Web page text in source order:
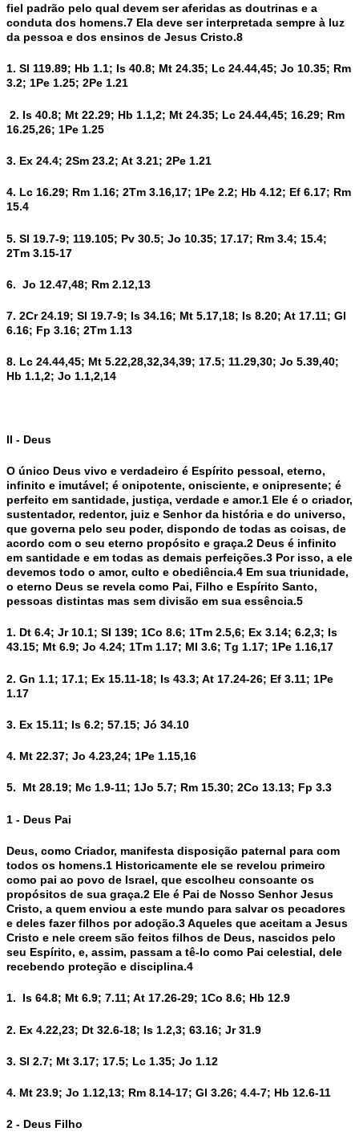
fiel padrão pelo qual devem ser aferidas as doutrinas e a
conduta dos homens.7 Ela deve ser interpretada sempre à luz
da pessoa e dos ensinos de Jesus Cristo.8
1. Sl 119.89; Hb 1.1; Is 40.8; Mt 24.35; Lc 24.44,45; Jo 10.35; Rm
3.2; 1Pe 1.25; 2Pe 1.21
2. Is 40.8; Mt 22.29; Hb 1.1,2; Mt 24.35; Lc 24.44,45; 16.29; Rm
16.25,26; 1Pe 1.25
3. Ex 24.4; 2Sm 23.2; At 3.21; 2Pe 1.21
4. Lc 16.29; Rm 1.16; 2Tm 3.16,17; 1Pe 2.2; Hb 4.12; Ef 6.17; Rm
15.4
5. Sl 19.7-9; 119.105; Pv 30.5; Jo 10.35; 17.17; Rm 3.4; 15.4;
2Tm 3.15-17
6. Jo 12.47,48; Rm 2.12,13
7. 2Cr 24.19; Sl 19.7-9; Is 34.16; Mt 5.17,18; Is 8.20; At 17.11; Gl
6.16; Fp 3.16; 2Tm 1.13
8. Lc 24.44,45; Mt 5.22,28,32,34,39; 17.5; 11.29,30; Jo 5.39,40;
Hb 1.1,2; Jo 1.1,2,14
II - Deus
O único Deus vivo e verdadeiro é Espírito pessoal, eterno,
infinito e imutável; é onipotente, onisciente, e onipresente; é
perfeito em santidade, justiça, verdade e amor.1 Ele é o criador,
sustentador, redentor, juiz e Senhor da história e do universo,
que governa pelo seu poder, dispondo de todas as coisas, de
acordo com o seu eterno propósito e graça.2 Deus é infinito
em santidade e em todas as demais perfeições.3 Por isso, a ele
devemos todo o amor, culto e obediência.4 Em sua triunidade,
o eterno Deus se revela como Pai, Filho e Espírito Santo,
pessoas distintas mas sem divisão em sua essência.5
1. Dt 6.4; Jr 10.1; Sl 139; 1Co 8.6; 1Tm 2.5,6; Ex 3.14; 6.2,3; Is
43.15; Mt 6.9; Jo 4.24; 1Tm 1.17; Ml 3.6; Tg 1.17; 1Pe 1.16,17
2. Gn 1.1; 17.1; Ex 15.11-18; Is 43.3; At 17.24-26; Ef 3.11; 1Pe
1.17
3. Ex 15.11; Is 6.2; 57.15; Jó 34.10
4. Mt 22.37; Jo 4.23,24; 1Pe 1.15,16
5. Mt 28.19; Mc 1.9-11; 1Jo 5.7; Rm 15.30; 2Co 13.13; Fp 3.3
1 - Deus Pai
Deus, como Criador, manifesta disposição paternal para com
todos os homens.1 Historicamente ele se revelou primeiro
como pai ao povo de Israel, que escolheu consoante os
propósitos de sua graça.2 Ele é Pai de Nosso Senhor Jesus
Cristo, a quem enviou a este mundo para salvar os pecadores
e deles fazer filhos por adoção.3 Aqueles que aceitam a Jesus
Cristo e nele creem são feitos filhos de Deus, nascidos pelo
seu Espírito, e, assim, passam a tê-lo como Pai celestial, dele
recebendo proteção e disciplina.4
1. Is 64.8; Mt 6.9; 7.11; At 17.26-29; 1Co 8.6; Hb 12.9
2. Ex 4.22,23; Dt 32.6-18; Is 1.2,3; 63.16; Jr 31.9
3. Sl 2.7; Mt 3.17; 17.5; Lc 1.35; Jo 1.12
4. Mt 23.9; Jo 1.12,13; Rm 8.14-17; Gl 3.26; 4.4-7; Hb 12.6-11
2 - Deus Filho